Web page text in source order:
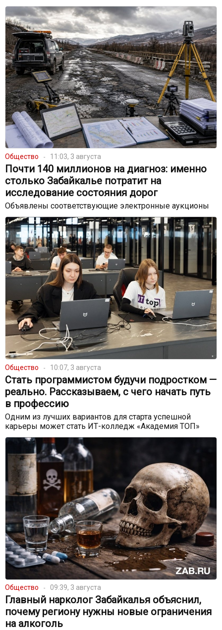
Общество 11:03, 3 августа
Почти 140 миллионов на диагноз: именно
столько Забайкалье потратит на
исследование состояния дорог
Объявлены соответствующие электронные аукционы
Общество 10:07, 3 августа
Стать программистом будучи подростком —
реально. Рассказываем, с чего начать путь
в профессию
Одним из лучших вариантов для старта успешной
карьеры может стать ИТ-колледж «Академия ТОП»
Общество 09:39, 3 августа
Главный нарколог Забайкалья объяснил,
почему региону нужны новые ограничения
на алкоголь